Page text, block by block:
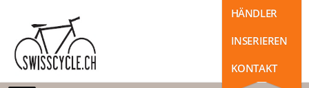
HÄNDLER
INSERIEREN
KONTAKT